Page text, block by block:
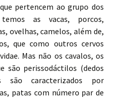
pertencem ao grupo dos
as vacas, porcos,
ovelhas, camelos, além de,
que como outros cervos
Mas não os cavalos, os
são perissodáctilos (dedos
são caracterizados por
patas com número par de